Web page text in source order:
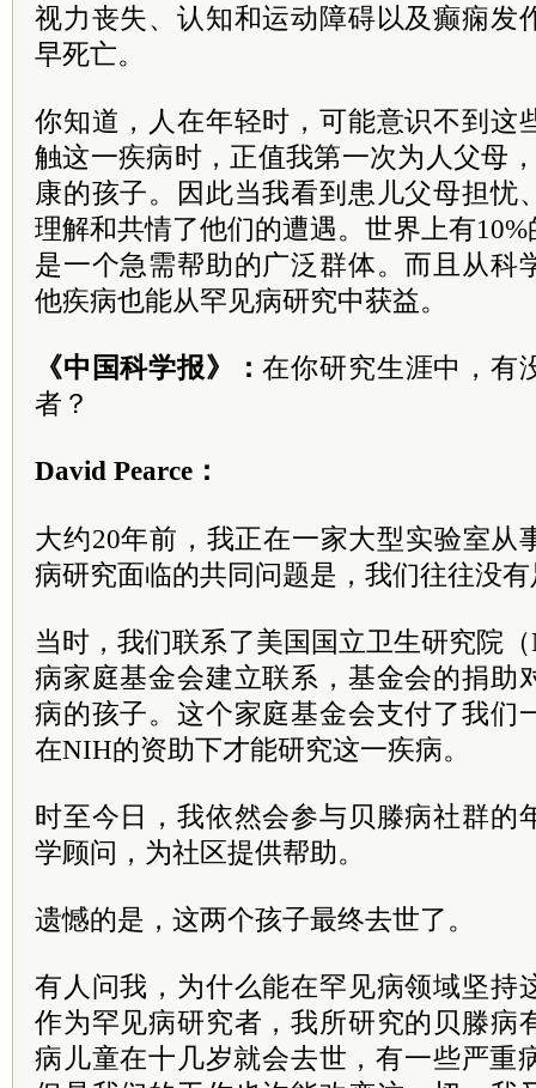
视力丧失、认知和运动障碍以及癫痫发
早死亡。
你知道，人在年轻时，可能意识不到这
触这一疾病时，正值我第一次为人父母
康的孩子。因此当我看到患儿父母担忧
理解和共情了他们的遭遇。世界上有
是一个急需帮助的广泛群体。而且从科
他疾病也能从罕见病研究中获益。
《中国科学报》：在你研究生涯中，有
者？
David Pearce：
大约20年前，我正在一家大型实验室从
病研究面临的共同问题是，我们往往没
当时，我们联系了美国国立卫生研究院
病家庭基金会建立联系，基金会的捐助
病的孩子。这个家庭基金会支付了我们
在NIH的资助下才能研究这一疾病。
时至今日，我依然会参与贝滕病社群的
学顾问，为社区提供帮助。
遗憾的是，这两个孩子最终去世了。
有人问我，为什么能在罕见病领域坚持
作为罕见病研究者，我所研究的贝滕病
病儿童在十几岁就会去世，有一些严重